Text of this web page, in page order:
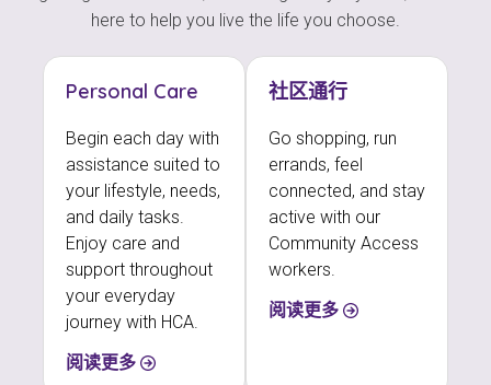
here to help you live the life you choose.
Personal Care
Begin each day with
assistance suited to
your lifestyle, needs,
and daily tasks.
Enjoy care and
support throughout
your everyday
journey with HCA.
阅读更多
社区通行
Go shopping, run
errands, feel
connected, and stay
active with our
Community Access
workers.
阅读更多